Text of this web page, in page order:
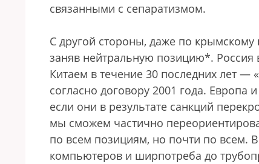
связанными с сепаратизмом.
С другой стороны, даже по крымскому
заняв нейтральную позицию*. Россия
Китаем в течение 30 последних лет —
согласно договору 2001 года. Европа
если они в результате санкций
мы сможем частично
по всем позициям, но почти по всем.
компьютеров и ширпотреба до